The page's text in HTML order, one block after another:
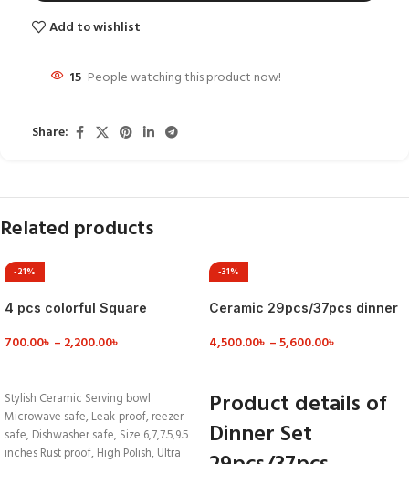
Add to wishlist
15 People watching this product now!
Share:
Related products
-21%
4 pcs colorful Square
700.00৳ – 2,200.00৳
Stylish Ceramic Serving bowl
Microwave safe, Leak-proof, reezer
safe, Dishwasher safe, Size 6,7,7.5,9.5
inches Rust proof, High Polish, Ultra
-31%
Ceramic 29pcs/37pcs dinner
4,500.00৳ –5,600.00৳
Product details of
Dinner Set
29pcs/37pcs